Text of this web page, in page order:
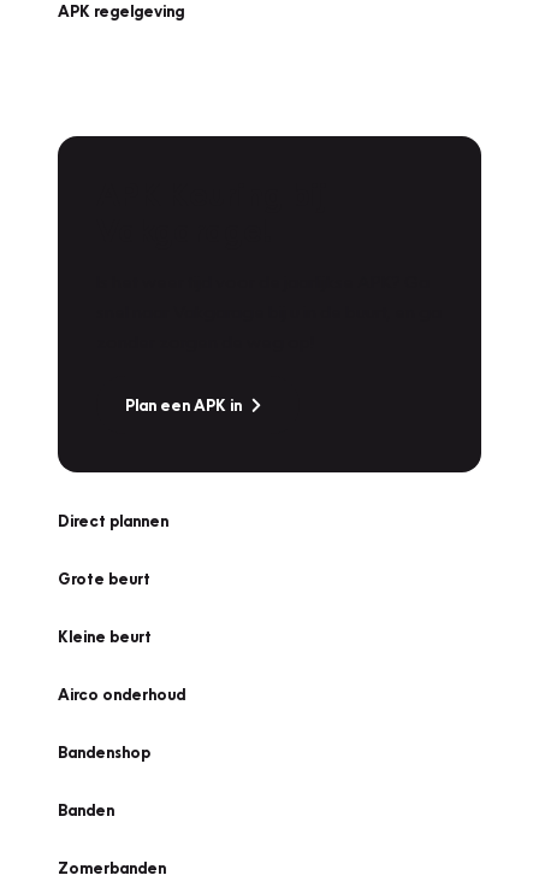
APK regelgeving
Plan een APK in
Direct plannen
Grote beurt
Kleine beurt
Airco onderhoud
Bandenshop
Banden
Zomerbanden